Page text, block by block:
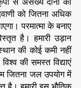
को जितना अधिक
परमात्मा के बनाए
है। हमारी उड़ान
की कोई कमी नहीं
की समस्त विद्याएं
जितना जल उपयोग में